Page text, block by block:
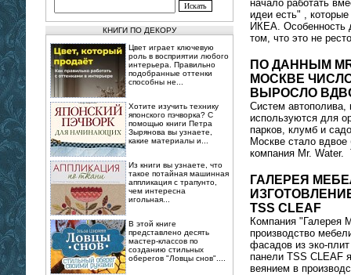
КНИГИ ПО ДЕКОРУ
Цвет играет ключевую
роль в восприятии любого
интерьера. Правильно
подобранные оттенки
способны не...
Хотите изучить технику
японского пэчворка? С
помощью книги Петра
Зырянова вы узнаете,
какие материалы и...
Из книги вы узнаете, что
такое потайная машинная
аппликация с трапунто,
чем интересна
игольная...
В этой книге
представлено десять
мастер-классов по
созданию стильных
оберегов "Ловцы снов"....
начало работать
идеи есть" ,
ИКЕА. Особенность
том, что это не
ПО ДАННЫМ
МОСКВЕ
ВЫРОСЛО
Систем автополива,
используются для
парков, клумб и
Москве стало
компания Mr.
ГАЛЕРЕЯ
TSS CLEAF
Компания "Галерея
производство
фасадов из эко-
панели TSS CLEAF
веянием в